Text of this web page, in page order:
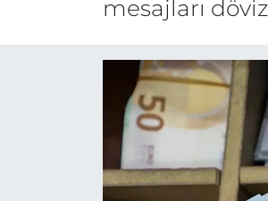
mesajları
MAGAZİN